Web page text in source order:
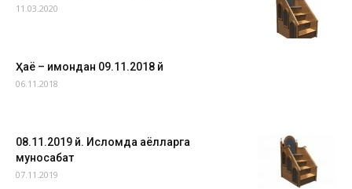
11.03.2020
Ҳаё – имондан 09.11.2018 й
06.11.2018
08.11.2019 й. Исломда аёлларга
муносабат
07.11.2019